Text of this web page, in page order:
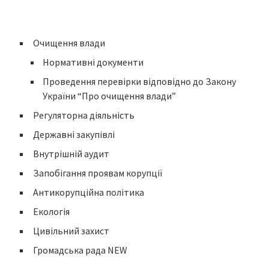
Очищення влади
Нормативні документи
Проведення перевірки відповідно до Закону
України “Про очищення влади”
Регуляторна діяльність
Державні закупівлі
Внутрішній аудит
Запобігання проявам корупції
Антикорупційна політика
Екологія
Цивільний захист
Громадська рада NEW